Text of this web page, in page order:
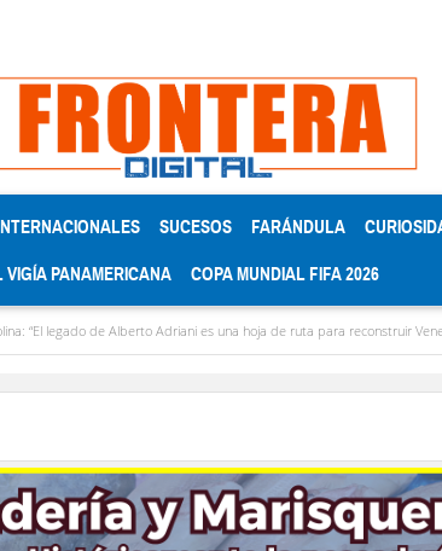
SUCESOS FARÁNDULA
VIGÍA PANAMERICANA COPA MUNDIAL FIFA 2026
de Alberto Adriani es una hoja de ruta para reconstruir Venezuela”